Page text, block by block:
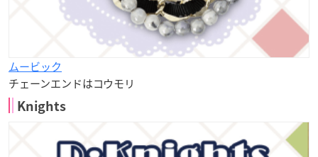
ムービック
チェーンエンドはコウモリ
Knights